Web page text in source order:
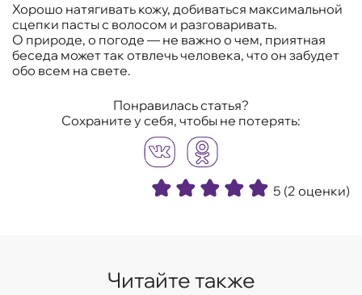
Хорошо натягивать кожу, добиваться максимальной
сцепки пасты с волосом и разговаривать.
О природе, о погоде — не важно о чем, приятная
беседа может так отвлечь человека, что он забудет
обо всем на свете.
Понравилась статья?
Сохраните у себя, чтобы не потерять:
5 (2 оценки)
Читайте также